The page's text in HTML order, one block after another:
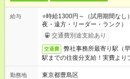
給与
⭐時給1300円～（試用期間な
夜・遠方・リーダー・ランク）
交通費別途支給あり
交通費
弊社事務所最寄り駅（
駅までの往復分支給！実費より
勤務地
東京都豊島区